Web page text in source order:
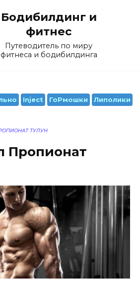
Бодибилдинг и
фитнес
Путеводитель по миру
фитнеса и бодибилдинга
Inject ГоРмошки Липолики
ТУЛУН
Пропионат